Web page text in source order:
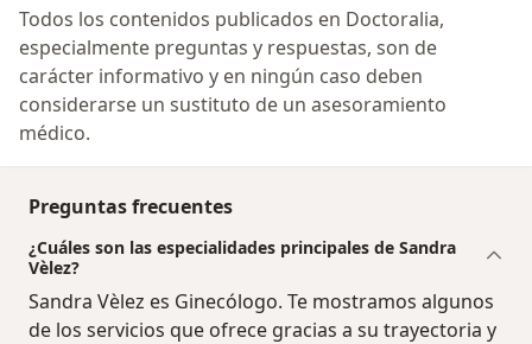
Todos los contenidos publicados en Doctoralia,
especialmente preguntas y respuestas, son de
carácter informativo y en ningún caso deben
considerarse un sustituto de un asesoramiento
médico.
Preguntas frecuentes
¿Cuáles son las especialidades principales de Sandra
Vèlez?
Sandra Vèlez es Ginecólogo. Te mostramos algunos
de los servicios que ofrece gracias a su trayectoria y